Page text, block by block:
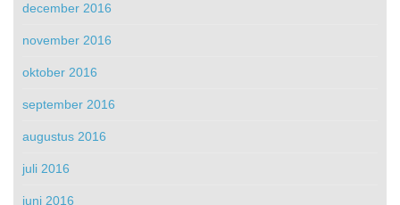
december 2016
november 2016
oktober 2016
september 2016
augustus 2016
juli 2016
juni 2016